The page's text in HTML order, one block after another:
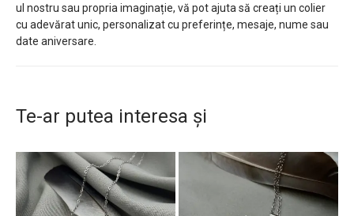
ul nostru sau propria imaginație, vă pot ajuta să creați un colier
cu adevărat unic, personalizat cu preferințe, mesaje, nume sau
date aniversare.
Te-ar putea interesa și